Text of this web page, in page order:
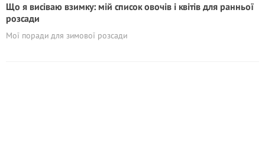
Що я висіваю взимку: мій список овочів і квітів для ранньої
розсади
Мої поради для зимової розсади